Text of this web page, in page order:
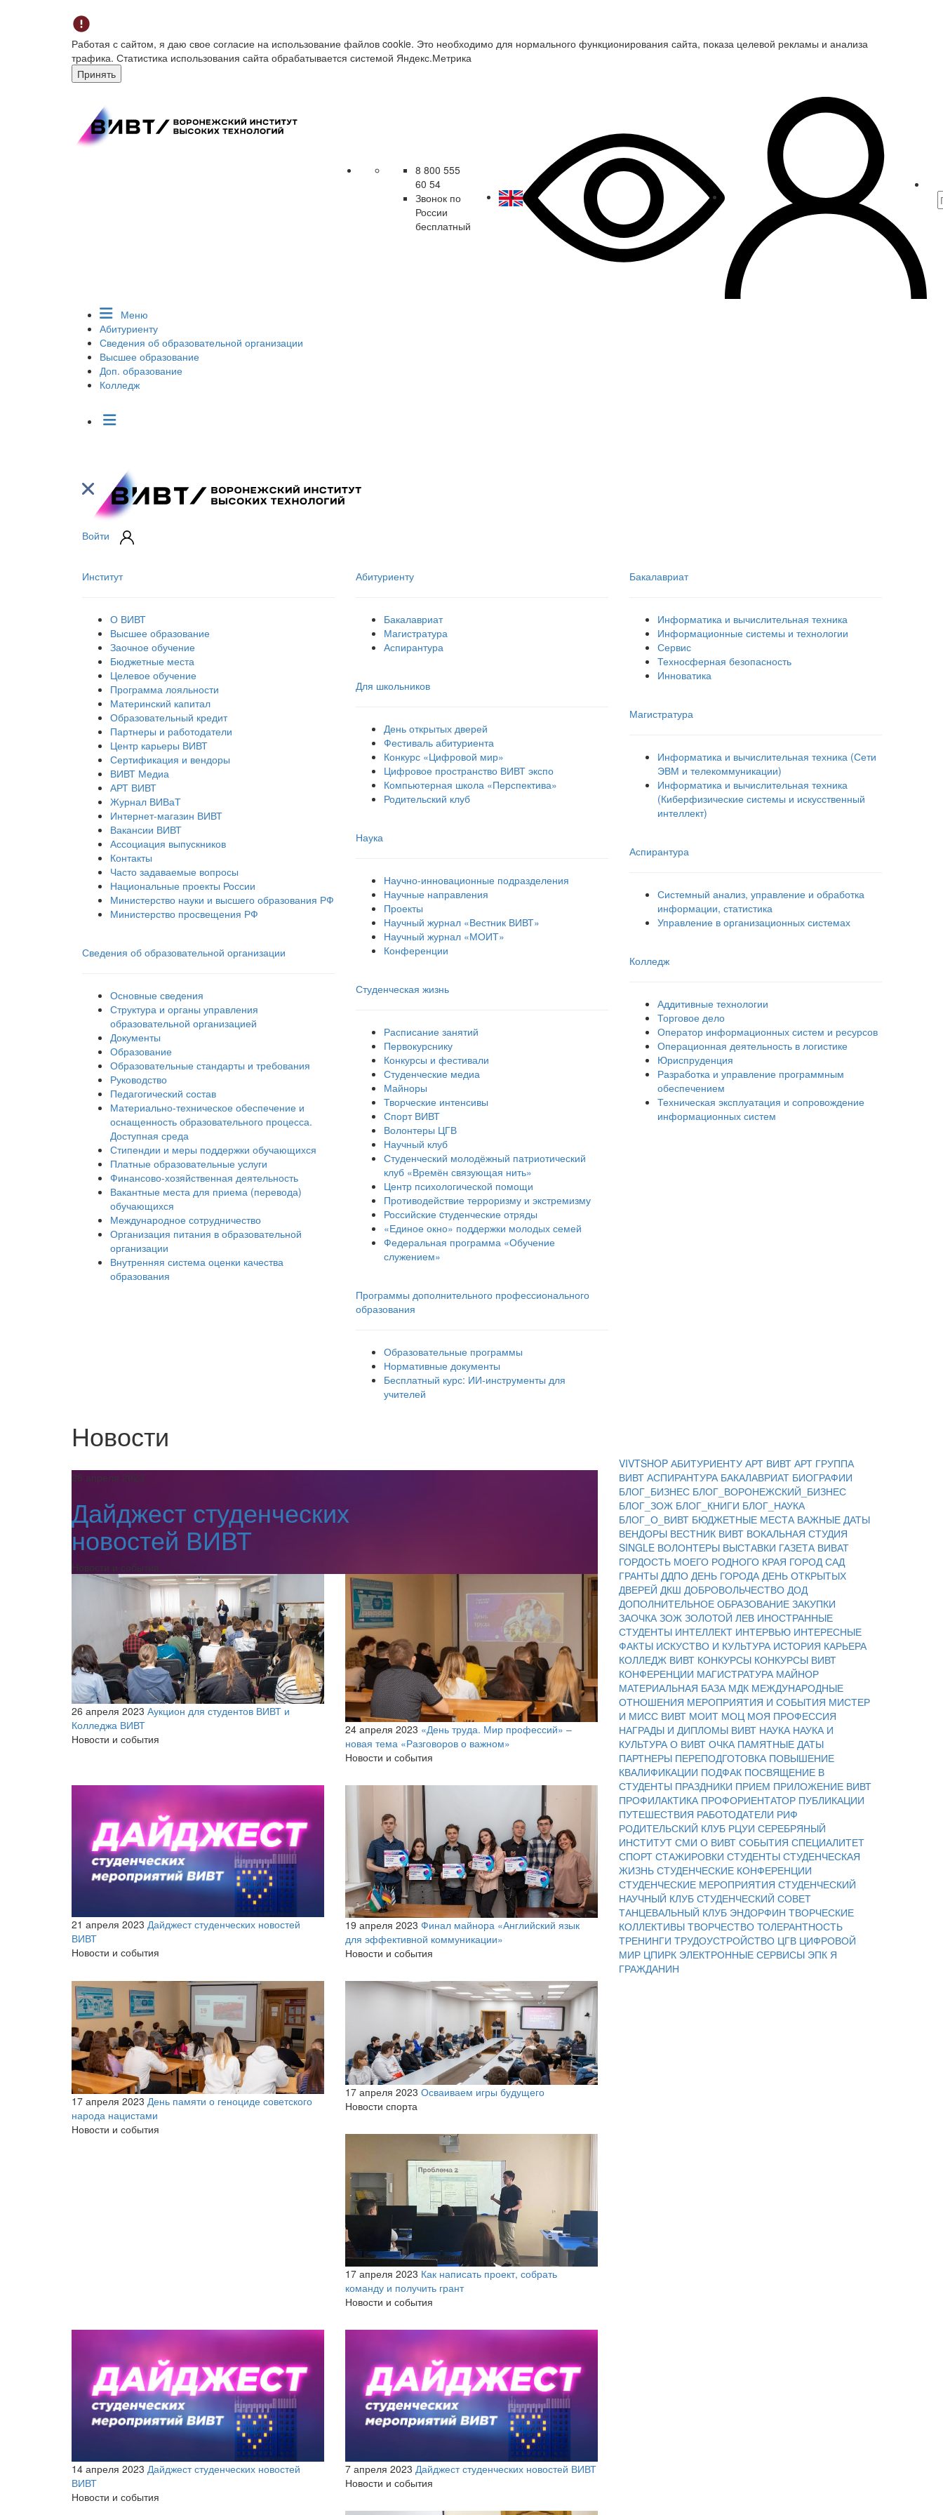
Работая с сайтом, я даю свое согласие на использование файлов cookie. Это необходимо для нормального функционирования сайта, показа целевой рекламы и анализа
трафика. Статистика использования сайта обрабатывается системой Яндекс.Метрика
Принять
8 800 555
60 54
Звонок по
России
бесплатный
Меню
Абитуриенту
Сведения об образовательной организации
Высшее образование
Доп. образование
Колледж
Войти
Институт
О ВИВТ
Высшее образование
Заочное обучение
Бюджетные места
Целевое обучение
Программа лояльности
Материнский капитал
Образовательный кредит
Партнеры и работодатели
Центр карьеры ВИВТ
Сертификация и вендоры
ВИВТ Медиа
АРТ ВИВТ
Журнал ВИВаТ
Интернет-магазин ВИВТ
Вакансии ВИВТ
Ассоциация выпускников
Контакты
Часто задаваемые вопросы
Национальные проекты России
Министерство науки и высшего образования РФ
Министерство просвещения РФ
Сведения об образовательной организации
Основные сведения
Структура и органы управления
образовательной организацией
Документы
Образование
Образовательные стандарты и требования
Руководство
Педагогический состав
Материально-техническое обеспечение и
оснащенность образовательного процесса.
Доступная среда
Стипендии и меры поддержки обучающихся
Платные образовательные услуги
Финансово-хозяйственная деятельность
Вакантные места для приема (перевода)
обучающихся
Международное сотрудничество
Организация питания в образовательной
организации
Внутренняя система оценки качества
образования
Абитуриенту
Бакалавриат
Магистратура
Аспирантура
Для школьников
День открытых дверей
Фестиваль абитуриента
Конкурс «Цифровой мир»
Цифровое пространство ВИВТ экспо
Компьютерная школа «Перспектива»
Родительский клуб
Наука
Научно-инновационные подразделения
Научные направления
Проекты
Научный журнал «Вестник ВИВТ»
Научный журнал «МОИТ»
Конференции
Студенческая жизнь
Расписание занятий
Первокурснику
Конкурсы и фестивали
Студенческие медиа
Майноры
Творческие интенсивы
Спорт ВИВТ
Волонтеры ЦГВ
Научный клуб
Студенческий молодёжный патриотический
клуб «Времён связующая нить»
Центр психологической помощи
Противодействие терроризму и экстремизму
Российские cтуденческие отряды
«Единое окно» поддержки молодых семей
Федеральная программа «Обучение
служением»
Программы дополнительного профессионального
образования
Образовательные программы
Нормативные документы
Бесплатный курс: ИИ‑инструменты для
учителей
Бакалавриат
Информатика и вычислительная техника
Информационные системы и технологии
Сервис
Техносферная безопасность
Инноватика
Магистратура
Информатика и вычислительная техника (Сети
ЭВМ и телекоммуникации)
Информатика и вычислительная техника
(Киберфизические системы и искусственный
интеллект)
Аспирантура
Системный анализ, управление и обработка
информации, статистика
Управление в организационных системах
Колледж
Аддитивные технологии
Торговое дело
Оператор информационных систем и ресурсов
Операционная деятельность в логистике
Юриспруденция
Разработка и управление программным
обеспечением
Техническая эксплуатация и сопровождение
информационных систем
Новости
28 апреля 2023
Дайджест студенческих
новостей ВИВТ
Новости и события
26 апреля 2023 Аукцион для студентов ВИВТ и
Колледжа ВИВТ
Новости и события
24 апреля 2023 «День труда. Мир профессий» –
новая тема «Разговоров о важном»
Новости и события
21 апреля 2023 Дайджест студенческих новостей
ВИВТ
Новости и события
19 апреля 2023 Финал майнора «Английский язык
для эффективной коммуникации»
Новости и события
17 апреля 2023 День памяти о геноциде советского
народа нацистами
Новости и события
17 апреля 2023 Осваиваем игры будущего
Новости спорта
17 апреля 2023 Как написать проект, собрать
команду и получить грант
Новости и события
14 апреля 2023 Дайджест студенческих новостей
ВИВТ
Новости и события
7 апреля 2023 Дайджест студенческих новостей ВИВТ
Новости и события
VIVTSHOP АБИТУРИЕНТУ АРТ ВИВТ АРТ ГРУППА
ВИВТ АСПИРАНТУРА БАКАЛАВРИАТ БИОГРАФИИ
БЛОГ_БИЗНЕС БЛОГ_ВОРОНЕЖСКИЙ_БИЗНЕС
БЛОГ_ЗОЖ БЛОГ_КНИГИ БЛОГ_НАУКА
БЛОГ_О_ВИВТ БЮДЖЕТНЫЕ МЕСТА ВАЖНЫЕ ДАТЫ
ВЕНДОРЫ ВЕСТНИК ВИВТ ВОКАЛЬНАЯ СТУДИЯ
SINGLE ВОЛОНТЕРЫ ВЫСТАВКИ ГАЗЕТА ВИВАТ
ГОРДОСТЬ МОЕГО РОДНОГО КРАЯ ГОРОД САД
ГРАНТЫ ДДПО ДЕНЬ ГОРОДА ДЕНЬ ОТКРЫТЫХ
ДВЕРЕЙ ДКШ ДОБРОВОЛЬЧЕСТВО ДОД
ДОПОЛНИТЕЛЬНОЕ ОБРАЗОВАНИЕ ЗАКУПКИ
ЗАОЧКА ЗОЖ ЗОЛОТОЙ ЛЕВ ИНОСТРАННЫЕ
СТУДЕНТЫ ИНТЕЛЛЕКТ ИНТЕРВЬЮ ИНТЕРЕСНЫЕ
ФАКТЫ ИСКУСТВО И КУЛЬТУРА ИСТОРИЯ КАРЬЕРА
КОЛЛЕДЖ ВИВТ КОНКУРСЫ КОНКУРСЫ ВИВТ
КОНФЕРЕНЦИИ МАГИСТРАТУРА МАЙНОР
МАТЕРИАЛЬНАЯ БАЗА МДК МЕЖДУНАРОДНЫЕ
ОТНОШЕНИЯ МЕРОПРИЯТИЯ И СОБЫТИЯ МИСТЕР
И МИСС ВИВТ МОИТ МОЦ МОЯ ПРОФЕССИЯ
НАГРАДЫ И ДИПЛОМЫ ВИВТ НАУКА НАУКА И
КУЛЬТУРА О ВИВТ ОЧКА ПАМЯТНЫЕ ДАТЫ
ПАРТНЕРЫ ПЕРЕПОДГОТОВКА ПОВЫШЕНИЕ
КВАЛИФИКАЦИИ ПОДФАК ПОСВЯЩЕНИЕ В
СТУДЕНТЫ ПРАЗДНИКИ ПРИЕМ ПРИЛОЖЕНИЕ ВИВТ
ПРОФИЛАКТИКА ПРОФОРИЕНТАТОР ПУБЛИКАЦИИ
ПУТЕШЕСТВИЯ РАБОТОДАТЕЛИ РИФ
РОДИТЕЛЬСКИЙ КЛУБ РЦУИ СЕРЕБРЯНЫЙ
ИНСТИТУТ СМИ О ВИВТ СОБЫТИЯ СПЕЦИАЛИТЕТ
СПОРТ СТАЖИРОВКИ СТУДЕНТЫ СТУДЕНЧЕСКАЯ
ЖИЗНЬ СТУДЕНЧЕСКИЕ КОНФЕРЕНЦИИ
СТУДЕНЧЕСКИЕ МЕРОПРИЯТИЯ СТУДЕНЧЕСКИЙ
НАУЧНЫЙ КЛУБ СТУДЕНЧЕСКИЙ СОВЕТ
ТАНЦЕВАЛЬНЫЙ КЛУБ ЭНДОРФИН ТВОРЧЕСКИЕ
КОЛЛЕКТИВЫ ТВОРЧЕСТВО ТОЛЕРАНТНОСТЬ
ТРЕНИНГИ ТРУДОУСТРОЙСТВО ЦГВ ЦИФРОВОЙ
МИР ЦПИРК ЭЛЕКТРОННЫЕ СЕРВИСЫ ЭПК Я
ГРАЖДАНИН